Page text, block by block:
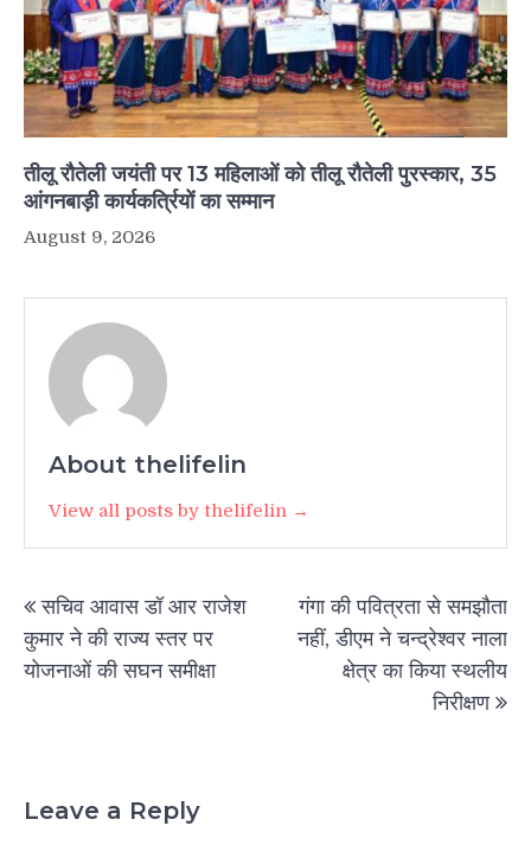
तीलू रौतेली जयंती पर 13 महिलाओं को तीलू रौतेली पुरस्कार, 35
आंगनबाड़ी कार्यकर्त्रियों का सम्मान
August 9, 2026
About thelifelin
View all posts by thelifelin →
Post
navigation
सचिव आवास डॉ आर राजेश
कुमार ने की राज्य स्तर पर
योजनाओं की सघन समीक्षा
गंगा की पवित्रता से समझौता
नहीं, डीएम ने चन्द्रेश्वर नाला
क्षेत्र का किया स्थलीय
निरीक्षण
Leave a Reply